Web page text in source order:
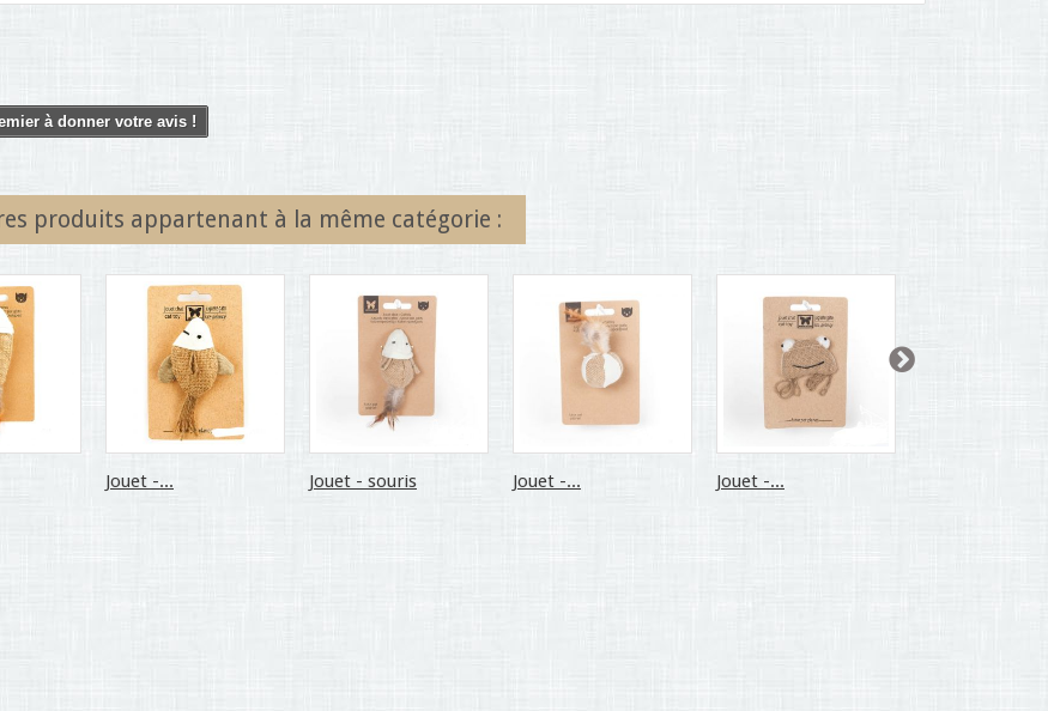
à donner votre avis !
produits appartenant à la même catégorie :
Jouet -... Jouet - souris Jouet -... Jouet -...